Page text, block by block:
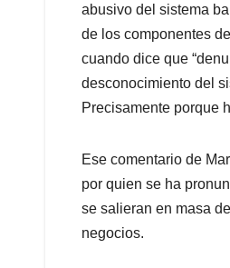
abusivo del sistema
de los componentes
cuando dice que
desconocimiento del
Precisamente porque
Ese comentario de
por quien se ha
se salieran en masa
negocios.